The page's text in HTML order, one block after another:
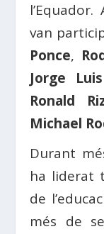
van
Ponce,
Jorge
Ronald
Michael
Durant
ha liderat
de
més de